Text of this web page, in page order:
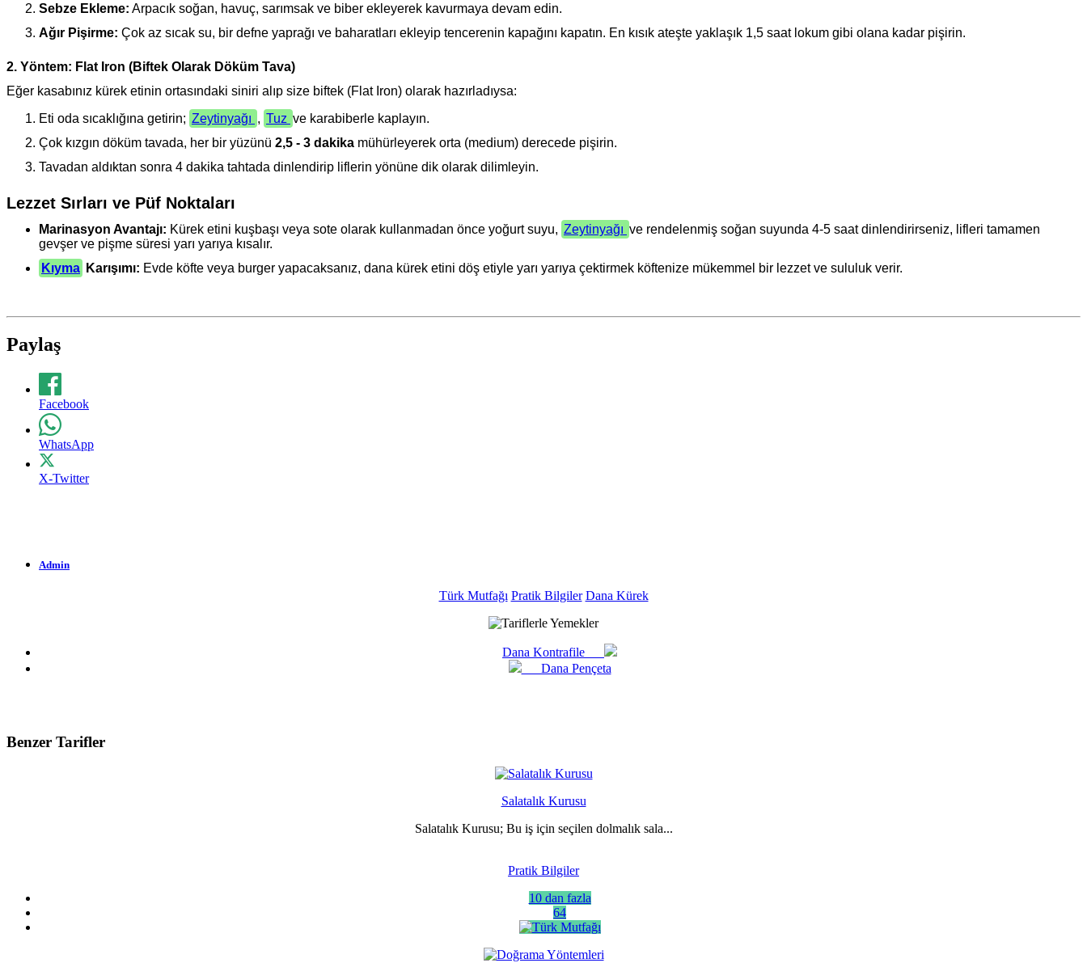
Sebze Ekleme: Arpacık soğan, havuç, sarımsak ve biber ekleyerek kavurmaya devam edin.
Ağır Pişirme: Çok az sıcak su, bir defne yaprağı ve baharatları ekleyip tencerenin kapağını kapatın. En kısık ateşte yaklaşık 1,5 saat lokum gibi olana kadar pişirin.
2. Yöntem: Flat Iron (Biftek Olarak Döküm Tava)
Eğer kasabınız kürek etinin ortasındaki siniri alıp size biftek (Flat Iron) olarak hazırladıysa:
Eti oda sıcaklığına getirin; Zeytinyağı , Tuz ve karabiberle kaplayın.
Çok kızgın döküm tavada, her bir yüzünü 2,5 - 3 dakika mühürleyerek orta (medium) derecede pişirin.
Tavadan aldıktan sonra 4 dakika tahtada dinlendirip liflerin yönüne dik olarak dilimleyin.
Lezzet Sırları ve Püf Noktaları
Marinasyon Avantajı: Kürek etini kuşbaşı veya sote olarak kullanmadan önce yoğurt suyu, Zeytinyağı ve rendelenmiş soğan suyunda 4-5 saat dinlendirirseniz, lifleri tamamen
gevşer ve pişme süresi yarı yarıya kısalır.
Kıyma Karışımı: Evde köfte veya burger yapacaksanız, dana kürek etini döş etiyle yarı yarıya çektirmek köftenize mükemmel bir lezzet ve sululuk verir.
Paylaş
Facebook
WhatsApp
X-Twitter
Admin
Türk Mutfağı Pratik Bilgiler Dana Kürek
Dana Kontrafile
Dana Pençeta
Benzer Tarifler
Salatalık Kurusu
Salatalık Kurusu; Bu iş için seçilen dolmalık sala...
Pratik Bilgiler
10 dan fazla
64